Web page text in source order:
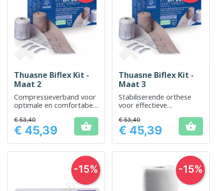
Thuasne Biflex Kit -
Maat 2
Compressieverband voor
optimale en comfortabele
Prijs
€ 53,40
€ 45,39 
Thuasne Biflex Kit -
Maat 3
Stabiliserende orthese
voor effectieve
Prijs
€ 53,40
€ 45,39 
-15% -15%